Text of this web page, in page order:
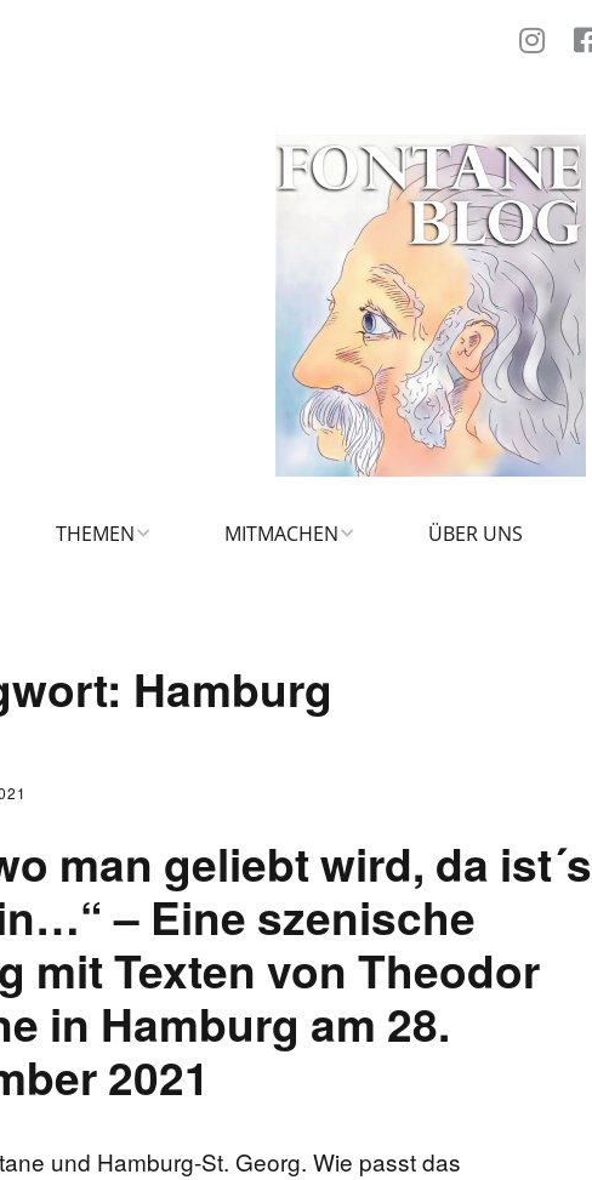
THEMEN
FONTANE UND SCHULE
FONTANE-
FORSCHER*INNEN
MITMACHEN ÜBER UNS
Hamburg
man geliebt wird, da ist´s
– Eine szenische
mit Texten von Theodor
in Hamburg am 28.
2021
und Hamburg-St. Georg. Wie passt das